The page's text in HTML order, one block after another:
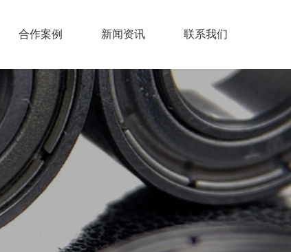
合作案例 新闻资讯 联系我们